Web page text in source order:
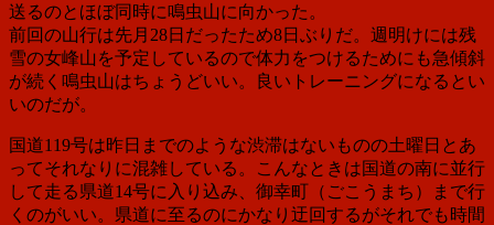
送るのとほぼ同時に鳴虫山に向かった。
前回の山行は先月28日だったため8日ぶりだ。週明けには残
雪の女峰山を予定しているので体力をつけるためにも急傾斜
が続く鳴虫山はちょうどいい。良いトレーニングになるとい
いのだが。
国道119号は昨日までのような渋滞はないものの土曜日とあ
ってそれなりに混雑している。こんなときは国道の南に並行
して走る県道14号に入り込み、御幸町（ごこうまち）まで行
くのがいい。県道に至るのにかなり迂回するがそれでも時間